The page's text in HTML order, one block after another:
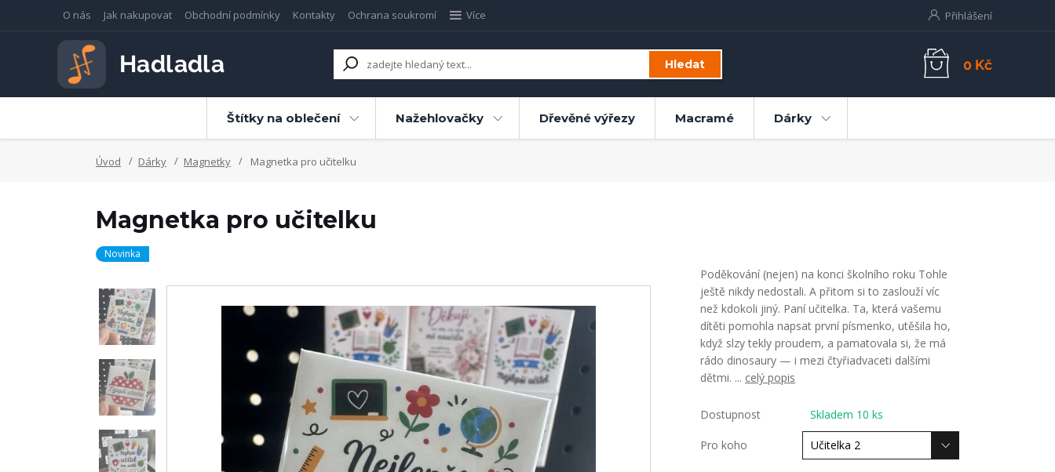
O nás Jak nakupovat Obchodní podmínky Kontakty Ochrana soukromí Více Přihlášení
Hledat 0 Kč
Štítky na oblečení Nažehlovačky Dřevěné výřezy Macramé Dárky
Úvod Dárky Magnetky Magnetka pro učitelku
Magnetka pro učitelku
Novinka
Poděkování (nejen) na konci školního roku Tohle
ještě nikdy nedostali. A přitom si to zaslouží víc
než kdokoli jiný. Paní učitelka. Ta, která vašemu
dítěti pomohla napsat první písmenko, utěšila ho,
když slzy tekly proudem, a pamatovala si, že má
rádo dinosaury — i mezi čtyřiadvaceti dalšími
dětmi. ... celý popis
Dostupnost Skladem 10 ks
Pro koho